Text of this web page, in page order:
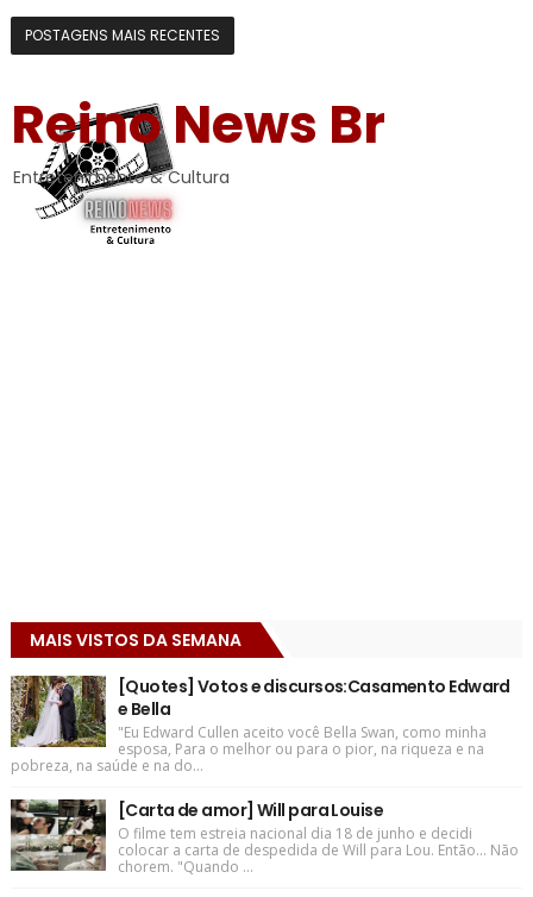
POSTAGENS MAIS RECENTES
Reino News Br
Entretenimento & Cultura
MAIS VISTOS DA SEMANA
[Quotes] Votos e discursos:Casamento Edward
e Bella
"Eu Edward Cullen aceito você Bella Swan, como minha
esposa, Para o melhor ou para o pior, na riqueza e na
pobreza, na saúde e na do...
[Carta de amor] Will para Louise
O filme tem estreia nacional dia 18 de junho e decidi
colocar a carta de despedida de Will para Lou. Então... Não
chorem. "Quando ...